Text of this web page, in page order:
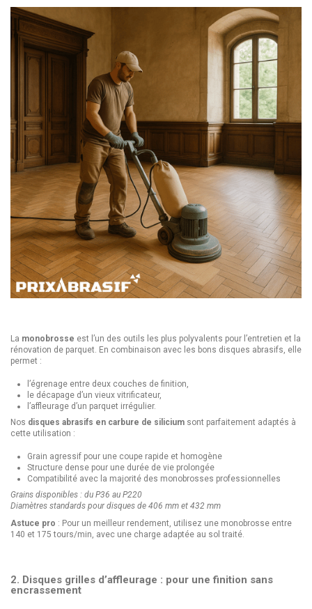
La monobrosse est l’un des outils les plus polyvalents pour l’entretien et la
rénovation de parquet. En combinaison avec les bons disques abrasifs, elle
permet :
l’égrenage entre deux couches de finition,
le décapage d’un vieux vitrificateur,
l’affleurage d’un parquet irrégulier.
Nos disques abrasifs en carbure de silicium sont parfaitement adaptés à
cette utilisation :
Grain agressif pour une coupe rapide et homogène
Structure dense pour une durée de vie prolongée
Compatibilité avec la majorité des monobrosses professionnelles
Grains disponibles : du P36 au P220
Diamètres standards pour disques de 406 mm et 432 mm
Astuce pro : Pour un meilleur rendement, utilisez une monobrosse entre
140 et 175 tours/min, avec une charge adaptée au sol traité.
2. Disques grilles d’affleurage : pour une finition sans
encrassement